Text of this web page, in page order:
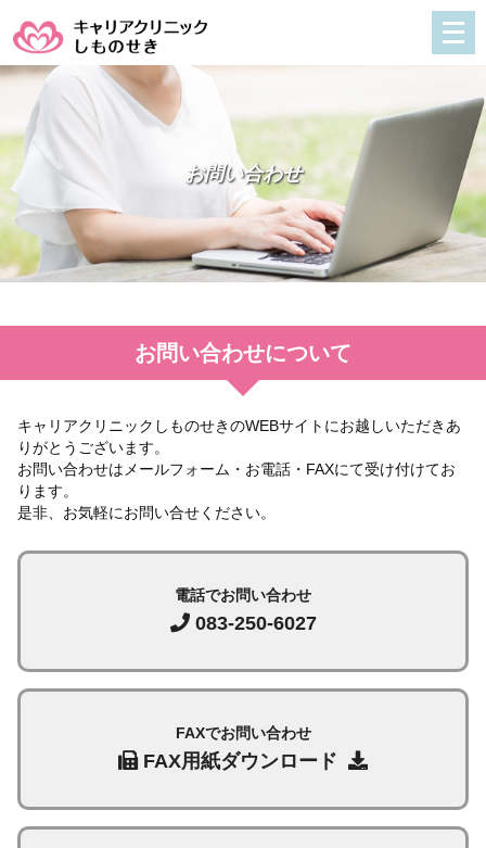
メ
ニ
お問い合わせ
お問い合わせについて
キャリアクリニックしものせきのWEBサイトにお越しいただきあ
りがとうございます。
お問い合わせはメールフォーム・お電話・FAXにて受け付けてお
ります。
是非、お気軽にお問い合せください。
電話でお問い合わせ
083-250-6027
FAXでお問い合わせ
FAX用紙ダウンロード